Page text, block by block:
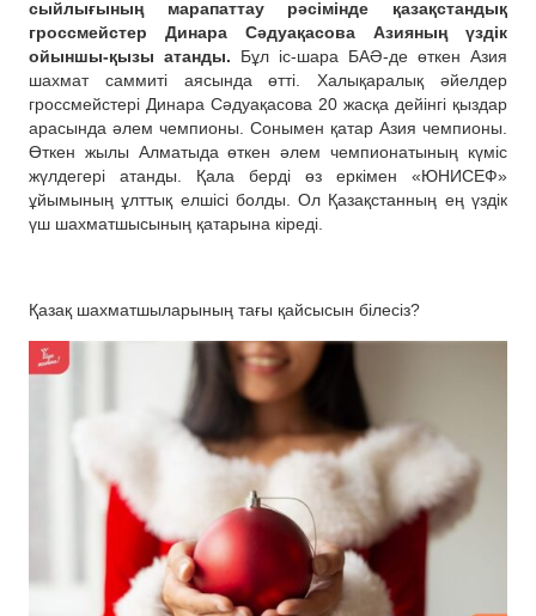
сыйлығының марапаттау рәсімінде қазақстандық
гроссмейстер Динара Сәдуақасова Азияның үздік
ойыншы-қызы атанды. Бұл іс-шара БАӘ-де өткен Азия
шахмат саммиті аясында өтті. Халықаралық әйелдер
гроссмейстері Динара Сәдуақасова 20 жасқа дейінгі қыздар
арасында әлем чемпионы. Сонымен қатар Азия чемпионы.
Өткен жылы Алматыда өткен әлем чемпионатының күміс
жүлдегері атанды. Қала берді өз еркімен «ЮНИСЕФ»
ұйымының ұлттық елшісі болды. Ол Қазақстанның ең үздік
үш шахматшысының қатарына кіреді.
Қазақ шахматшыларының тағы қайсысын білесіз?